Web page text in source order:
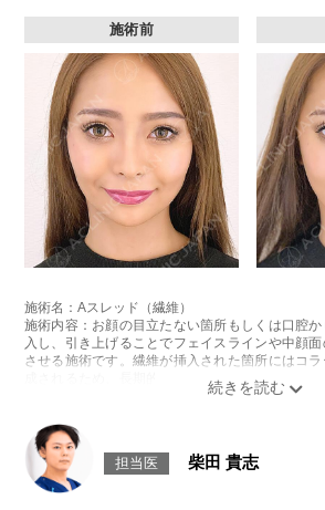
施術前
施術名：Aスレッド（繊維）
施術内容：お顔の目立たない箇所もしくは口腔
入し、引き上げることでフェイスラインや中顔
させる施術です。繊維が挿入された箇所にはコ
成されるため、長期的な美肌効果、肌質の改善
みの予防効果が期待できます。
リスク、副作用：腫れ、内出血、疼痛、頭痛、
とがございます。また、稀ではありますが、施術
のよれ、繊維の突出などが生じることがござい
を処方しております。服用により、何か異常があ
担当医 柴田 貴志